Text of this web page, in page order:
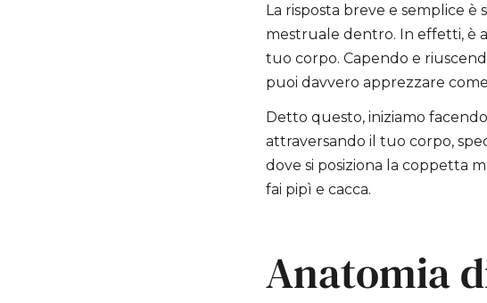
La risposta breve e semplice
mestruale dentro. In effetti, è
tuo corpo. Capendo e
puoi davvero apprezzare
Detto questo, iniziamo
attraversando il tuo corpo,
dove si posiziona la coppetta
fai pipì e cacca.
Anatomia